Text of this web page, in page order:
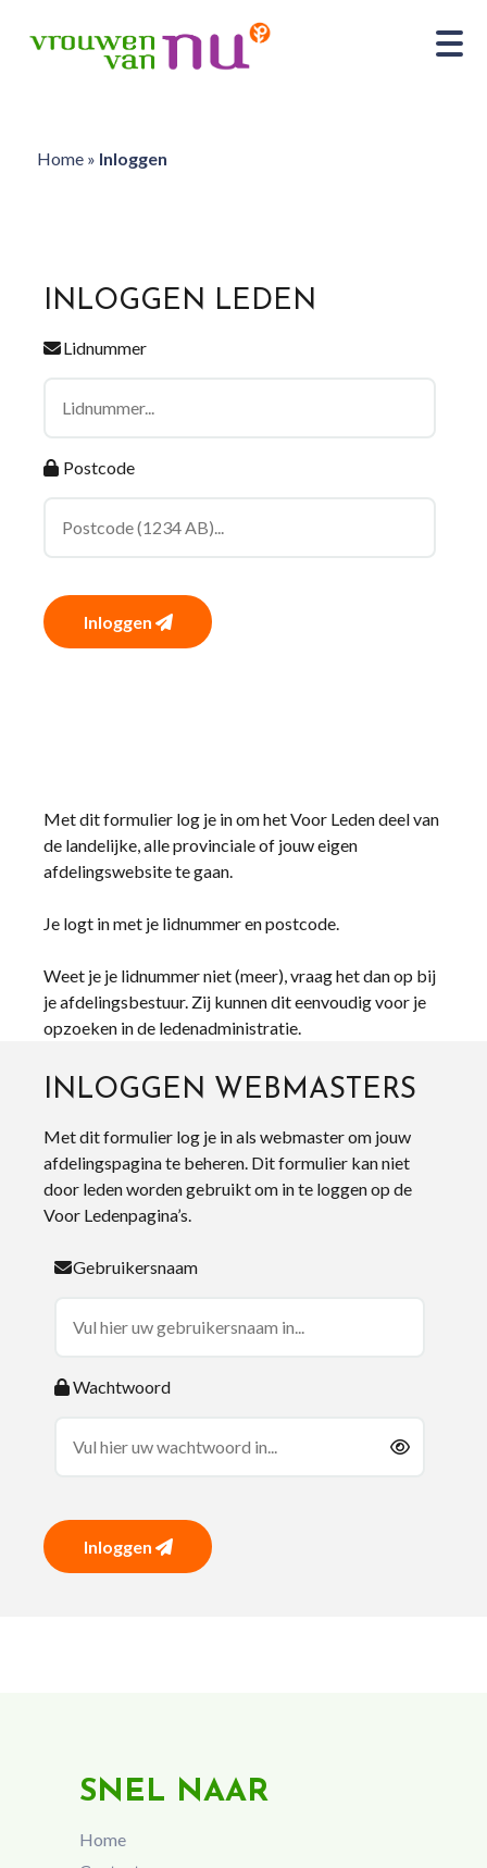
Home» Inloggen
INLOGGEN LEDEN
Lidnummer
Postcode
Inloggen
Met dit formulier log je in om het Voor Leden deel van
de landelijke, alle provinciale of jouw eigen
afdelingswebsite te gaan.
Je logt in met je lidnummer en postcode.
Weet je je lidnummer niet (meer), vraag het dan op bij
je afdelingsbestuur. Zij kunnen dit eenvoudig voor je
opzoeken in de ledenadministratie.
INLOGGEN WEBMASTERS
Met dit formulier log je in als webmaster om jouw
afdelingspagina te beheren. Dit formulier kan niet
door leden worden gebruikt om in te loggen op de
Voor Ledenpagina’s.
Gebruikersnaam
Wachtwoord
Inloggen
SNEL NAAR
Home